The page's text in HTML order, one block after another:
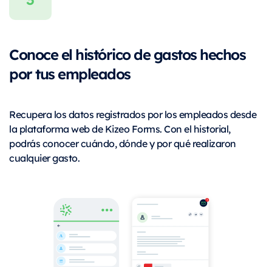
Conoce el histórico de gastos hechos
por tus empleados
Recupera los datos registrados por los empleados desde
la plataforma web de Kizeo Forms. Con el historial,
podrás conocer cuándo, dónde y por qué realizaron
cualquier gasto.